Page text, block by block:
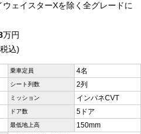
ェイスターXを除く全グレードに
万円
込)
乗車定員 4名
シート列数 2列
ミッション インパネCVT
ドア数 5ドア
最低地上高 150mm